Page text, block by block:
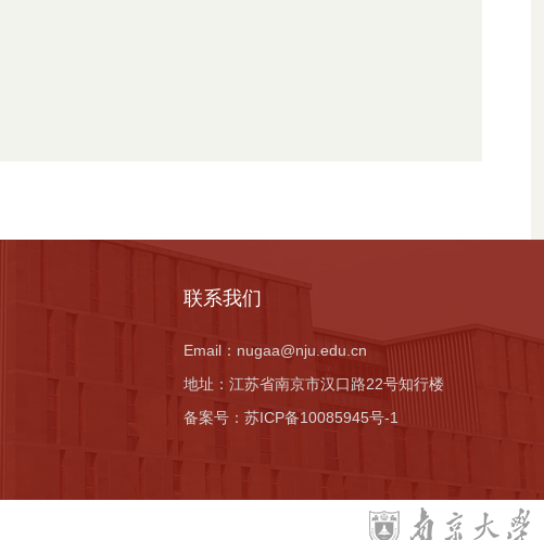
联系我们
Email： nugaa@nju.edu.cn
地址： 江苏省南京市汉口路22号知行楼
备案号： 苏ICP备10085945号-1